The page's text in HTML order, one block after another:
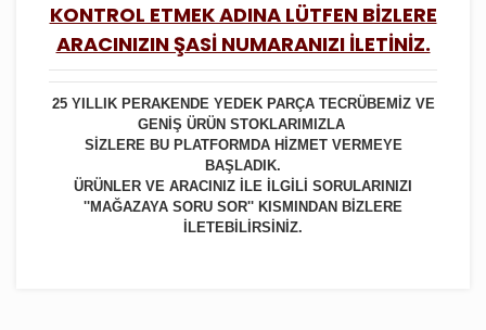
KONTROL ETMEK ADINA LÜTFEN BİZLERE
ARACINIZIN ŞASİ NUMARANIZI İLETİNİZ.
25 YILLIK PERAKENDE YEDEK PARÇA TECRÜBEMİZ VE
GENİŞ ÜRÜN STOKLARIMIZLA
SİZLERE BU PLATFORMDA HİZMET VERMEYE
BAŞLADIK.
ÜRÜNLER VE ARACINIZ İLE İLGİLİ SORULARINIZI
''MAĞAZAYA SORU SOR'' KISMINDAN BİZLERE
İLETEBİLİRSİNİZ.